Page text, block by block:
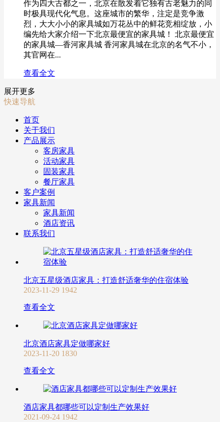
作为四大古都之一，北京在散发着它独有古老魅力的同
时极具现代化气息。这座城市的繁华，注定是竞争激
烈，大大小小的家具城如万花丛中的鲜花竞相绽放，小
编先给大家介绍一下北京最便宜的家具城！ 北京最便宜
的家具城—香河家具城 香河家具城在北京的名气不小，
其官网在...
查看全文
展开更多
快速导航
首页
关于我们
产品展示
客房家具
活动家具
固装家具
餐厅家具
客户案例
家具新闻
家具新闻
酒店资讯
联系我们
北京五星级酒店家具：打造舒适奢华的住宿体验
2023-11-29 1942
查看全文
北京酒店家具定做哪家好
2023-11-20 1830
查看全文
酒店家具都哪些可以定制生产效果好
2021-09-24 1942